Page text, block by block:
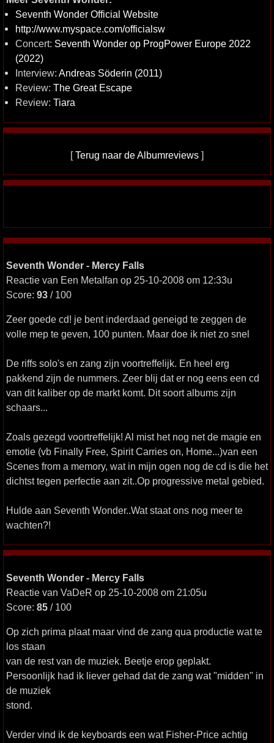
Seventh Wonder Official Website
http://www.myspace.com/officialsw
Concert: Seventh Wonder op ProgPower Europe 2022
(2022)
Interview: Andreas Söderin (2011)
Review: The Great Escape
Review: Tiara
[Terug naar de Albumreviews ]
Seventh Wonder - Mercy Falls
Reactie van Een Metalfan op 25-10-2008 om 12:33u
Score: 93 / 100
Zeer goede cd! je bent inderdaad geneigd te zeggen de
volle mep te geven, 100 punten. Maar doe ik niet zo snel
De riffs solo's en zang zijn voortreffelijk. En heel erg
pakkend zijn de nummers. Zeer blij dat er nog eens een cd
van dit kaliber op de markt komt. Dit soort albums zijn
schaars...
Zoals gezegd voortreffelijk! Al mist het nog net de magie en
emotie (vb Finally Free, Spirit Carries on, Home...)van een
Scenes from a memory, wat in mijn ogen nog de cd is die het
dichtst tegen perfectie aan zit..Op progressive metal gebied.
Hulde aan Seventh Wonder..Wat staat ons nog meer te
wachten?!
Seventh Wonder - Mercy Falls
Reactie van VaDeR op 25-10-2008 om 21:05u
Score: 85 / 100
Op zich prima plaat maar vind de zang qua productie wat te
los staan
van de rest van de muziek. Beetje erop geplakt.
Persoonlijk had ik liever gehad dat de zang wat "midden" in
de muziek
stond.
Verder vind ik de keyboards een wat Fisher-Price achtig